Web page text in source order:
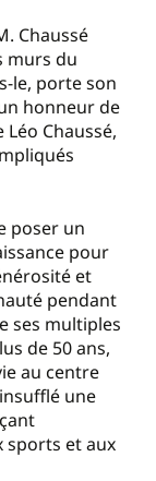
Chaussé
murs du
le, porte son
honneur de
Chaussé,
poser un
pour
et
pendant
ses multiples
de 50 ans,
au centre
une
sports et aux